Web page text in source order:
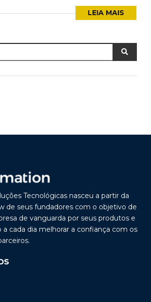
LEIA MAIS
Tecnológicas nasceu a partir da
de seus fundadores com o objetivo de
de vanguarda por seus produtos e
a cada dia melhorar a confiança com os